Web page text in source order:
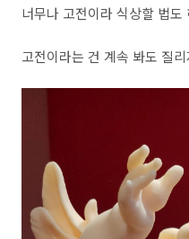
너무나 고전이라 식상할 법도
고전이라는 건 계속 봐도 질